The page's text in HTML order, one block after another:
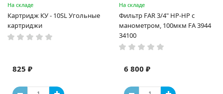
На складе
Картридж КУ - 10SL Угольные
картриджи
825 ₽
На складе
Фильтр FAR 3/4" НР-НР с
манометром, 100мкм FA 3944
34100
6 800 ₽